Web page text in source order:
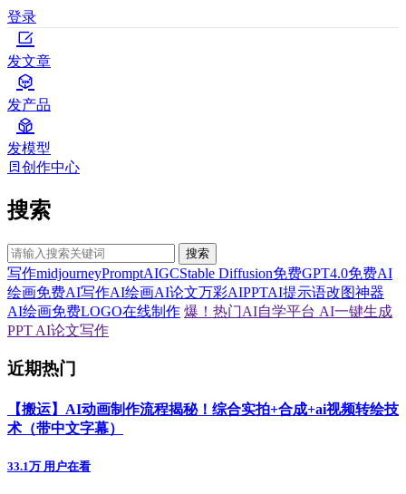
登录
发文章
发产品
发模型
创作中心
搜索
搜索
写作midjourneyPromptAIGCStable Diffusion免费GPT4.0免费AI
绘画免费AI写作AI绘画AI论文万彩AIPPTAI提示语改图神器
AI绘画免费LOGO在线制作 爆！热门AI自学平台 AI一键生成
PPT AI论文写作
近期热门
【搬运】AI动画制作流程揭秘！综合实拍+合成+ai视频转绘技
术（带中文字幕）
33.1万 用户在看